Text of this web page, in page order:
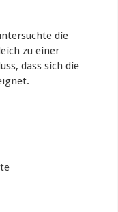
die
zu einer
dass sich die